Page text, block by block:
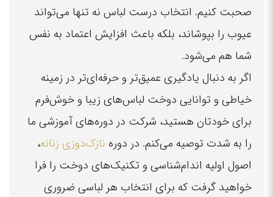
صحبت کنیم. انتخاب درست لباس نه تنها می‌تواند
عیوب را بپوشاند، بلکه باعث افزایش اعتماد به نفس
شما هم می‌شود.
اگر به دنبال یادگیری عمیق‌تر و حرفه‌ای‌تر در زمینه
خیاطی و توانایی دوخت لباس‌های زیبا و خوش‌فرم
برای خودتان هستید، شرکت در دوره‌های آموزشی ما
را به شدت توصیه می‌کنم. در دوره نازک‌دوزی زنانه،
اصول اولیه اندام‌شناسی و تکنیک‌های دوخت را فرا
خواهید گرفت که برای انتخاب هر لباسی ضروری